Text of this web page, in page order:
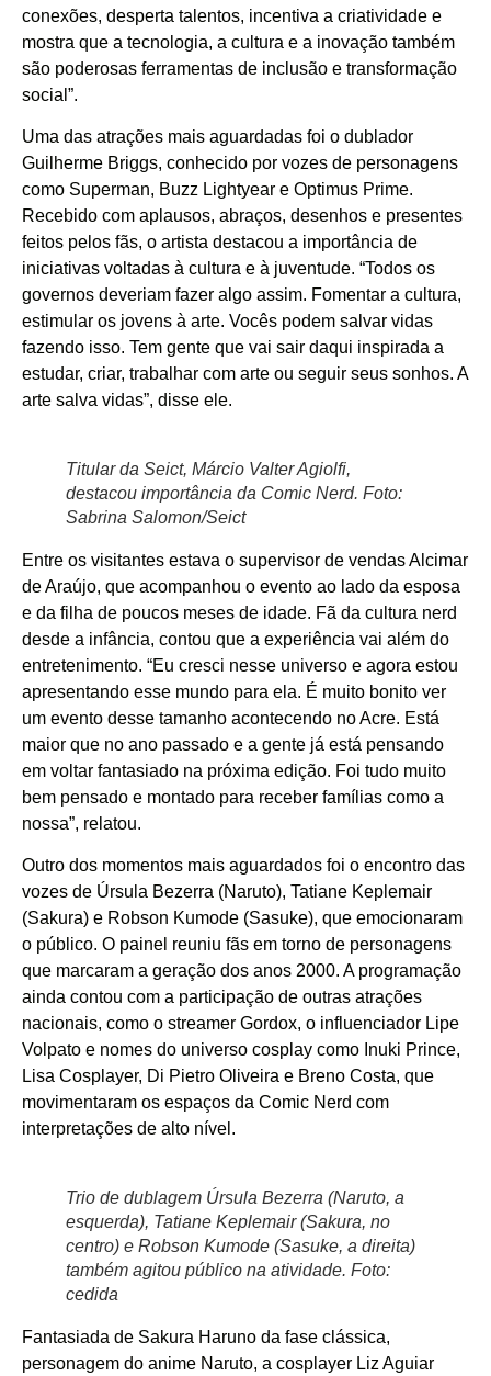
conexões, desperta talentos, incentiva a criatividade e
mostra que a tecnologia, a cultura e a inovação também
são poderosas ferramentas de inclusão e transformação
social”.
Uma das atrações mais aguardadas foi o dublador
Guilherme Briggs, conhecido por vozes de personagens
como Superman, Buzz Lightyear e Optimus Prime.
Recebido com aplausos, abraços, desenhos e presentes
feitos pelos fãs, o artista destacou a importância de
iniciativas voltadas à cultura e à juventude. “Todos os
governos deveriam fazer algo assim. Fomentar a cultura,
estimular os jovens à arte. Vocês podem salvar vidas
fazendo isso. Tem gente que vai sair daqui inspirada a
estudar, criar, trabalhar com arte ou seguir seus sonhos. A
arte salva vidas”, disse ele.
Titular da Seict, Márcio Valter Agiolfi,
destacou importância da Comic Nerd. Foto:
Sabrina Salomon/Seict
Entre os visitantes estava o supervisor de vendas Alcimar
de Araújo, que acompanhou o evento ao lado da esposa
e da filha de poucos meses de idade. Fã da cultura nerd
desde a infância, contou que a experiência vai além do
entretenimento. “Eu cresci nesse universo e agora estou
apresentando esse mundo para ela. É muito bonito ver
um evento desse tamanho acontecendo no Acre. Está
maior que no ano passado e a gente já está pensando
em voltar fantasiado na próxima edição. Foi tudo muito
bem pensado e montado para receber famílias como a
nossa”, relatou.
Outro dos momentos mais aguardados foi o encontro das
vozes de Úrsula Bezerra (Naruto), Tatiane Keplemair
(Sakura) e Robson Kumode (Sasuke), que emocionaram
o público. O painel reuniu fãs em torno de personagens
que marcaram a geração dos anos 2000. A programação
ainda contou com a participação de outras atrações
nacionais, como o streamer Gordox, o influenciador Lipe
Volpato e nomes do universo cosplay como Inuki Prince,
Lisa Cosplayer, Di Pietro Oliveira e Breno Costa, que
movimentaram os espaços da Comic Nerd com
interpretações de alto nível.
Trio de dublagem Úrsula Bezerra (Naruto, a
esquerda), Tatiane Keplemair (Sakura, no
centro) e Robson Kumode (Sasuke, a direita)
também agitou público na atividade. Foto:
cedida
Fantasiada de Sakura Haruno da fase clássica,
personagem do anime Naruto, a cosplayer Liz Aguiar